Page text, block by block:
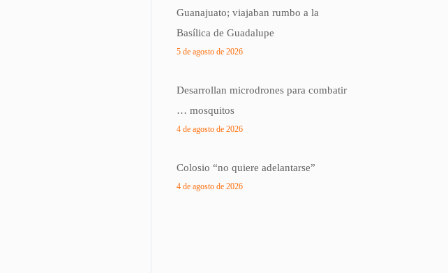
Guanajuato; viajaban rumbo a la
Basílica de Guadalupe
5 de agosto de 2026
Desarrollan microdrones para combatir
… mosquitos
4 de agosto de 2026
Colosio “no quiere adelantarse”
4 de agosto de 2026